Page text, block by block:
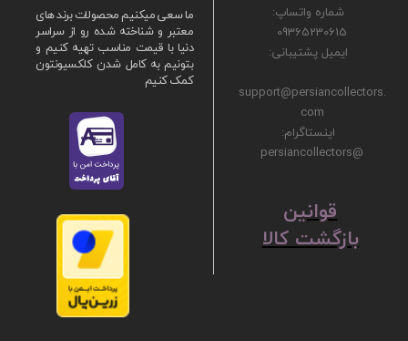
ما سعی میکنیم محصولات برند های
معتبر و شناخته شده رو از سراسر
دنیا با قیمت مناسب تهیه کنیم و
بتونیم به کامل شدن کلکسیونتون
کمک کنیم
شماره واتساپ:
09365230615
ایمیل پشتیبانی:
support@persiancollectors.
com
اینستاگرام:
@persiancollectors
ق​​​​​​​وانین
بازگشت کالا